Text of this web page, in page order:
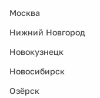
Москва
Нижний Новгород
Новокузнецк
Новосибирск
Озёрск